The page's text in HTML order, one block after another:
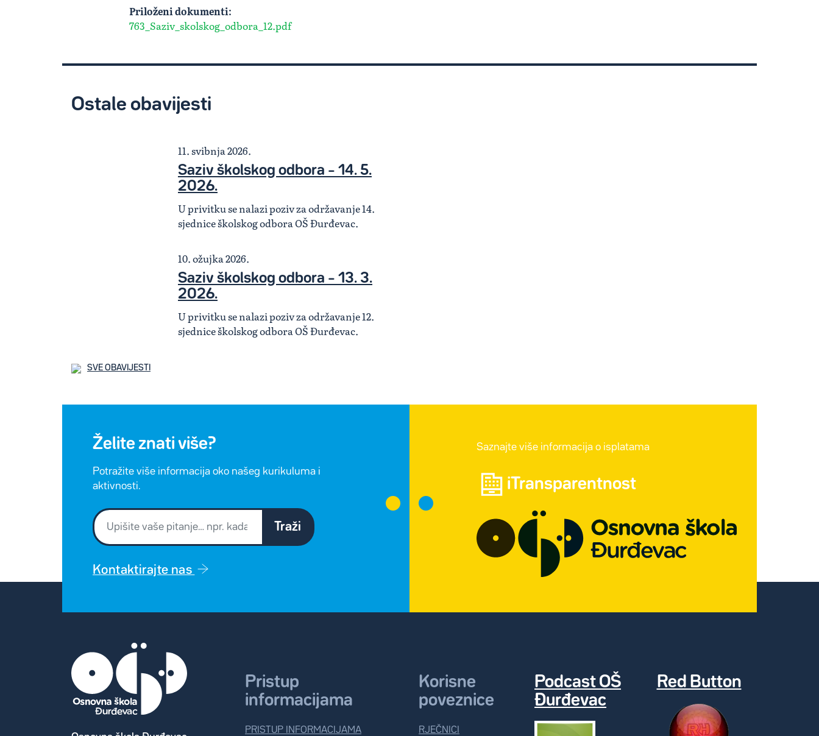
Priloženi dokumenti:
763_Saziv_skolskog_odbora_12.pdf
Ostale obavijesti
11. svibnja 2026.
Saziv školskog odbora – 14. 5.
2026.
U privitku se nalazi poziv za održavanje 14.
sjednice školskog odbora OŠ Đurđevac.
10. ožujka 2026.
Saziv školskog odbora – 13. 3.
2026.
U privitku se nalazi poziv za održavanje 12.
sjednice školskog odbora OŠ Đurđevac.
SVE OBAVIJESTI
Želite znati više?
Potražite više informacija oko našeg kurikuluma i
aktivnosti.
Traži
Kontaktirajte nas
Saznajte više informacija o isplatama
iTransparentnost
Pristup
informacijama
PRISTUP INFORMACIJAMA
Korisne
poveznice
RJEČNICI
Podcast OŠ
Đurđevac
Red Button